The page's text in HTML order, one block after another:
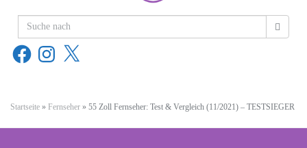
FacebookInstagram
X
Startseite » Fernseher » 55 Zoll Fernseher: Test & Vergleich (11/2021) – TESTSIEGER